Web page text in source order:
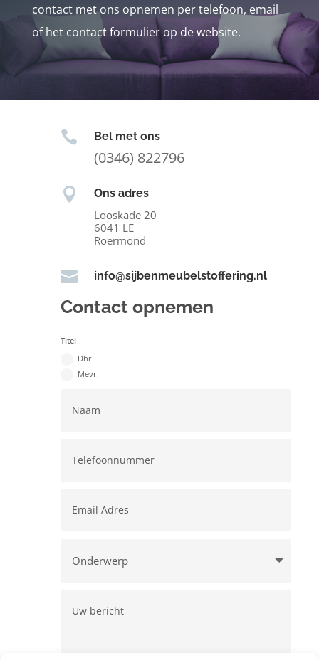
contact met ons opnemen per telefoon, email
of het contact formulier op de website.
 Bel met ons
(0346) 822796
 Ons adres
Looskade 20
6041 LE
Roermond
 info@sijbenmeubelstoffering.nl
Contact opnemen
Titel
Dhr.
Mevr.